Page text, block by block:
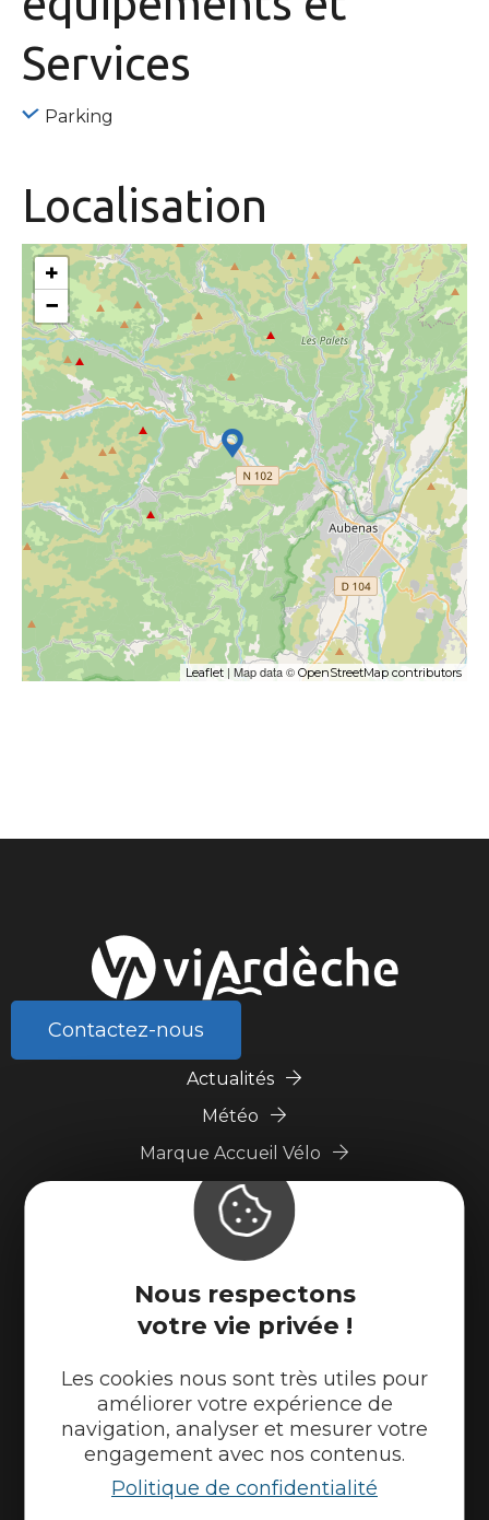
Nous respectons
votre vie privée !
Les cookies nous sont très utiles pour
améliorer votre expérience de
navigation, analyser et mesurer votre
engagement avec nos contenus.
Politique de confidentialité
Services
Parking
Localisation
+
−
Leaflet | Map data © OpenStreetMap contributors
Contactez-nous
Actualités
Météo
Marque Accueil Vélo
Espace presse
Espace pro
Partenaires